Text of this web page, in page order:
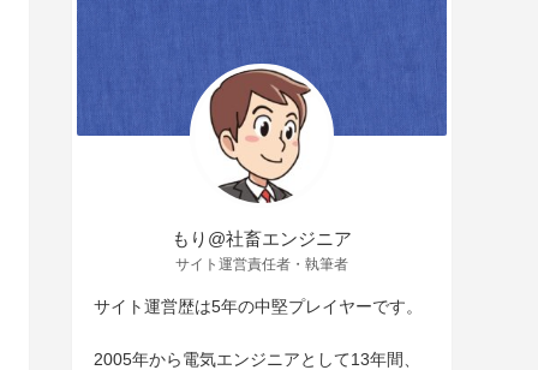
もり@社畜エンジニア
サイト運営責任者・執筆者
サイト運営歴は5年の中堅プレイヤーです。
2005年から電気エンジニアとして13年間、